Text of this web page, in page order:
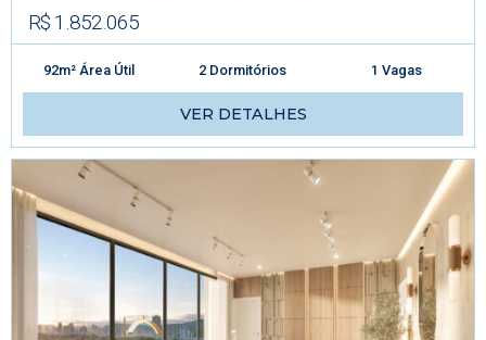
R$ 1.852.065
92m² Área Útil 2 Dormitórios 1 Vagas
VER DETALHES